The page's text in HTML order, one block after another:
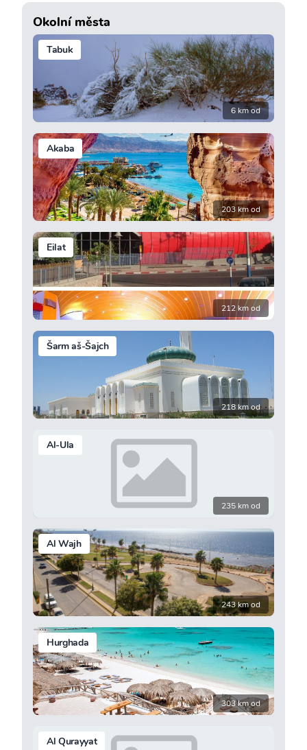
Okolní města
Tabuk
6 km od
Akaba
203 km od
Eilat
212 km od
Šarm aš-Šajch
218 km od
Al-Ula
235 km od
Al Wajh
243 km od
Hurghada
303 km od
Al Qurayyat